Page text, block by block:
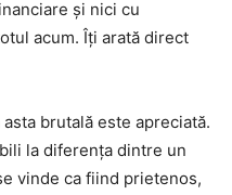
și nici cu
acum. Îți arată direct
brutală este apreciată.
la diferența dintre un
vinde ca fiind prietenos,